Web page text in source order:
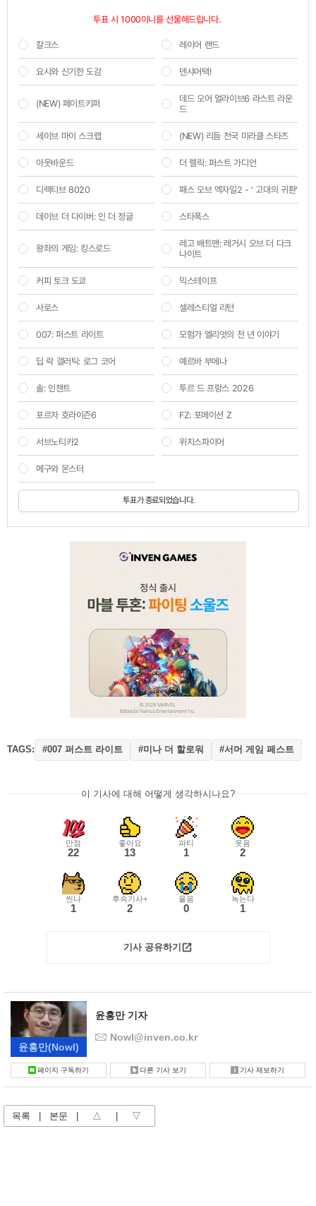
투표 시 1000이니를 선물해드립니다.
칼크스 레이어 랜드
요시와 신기한 도감 덴샤어택!
(NEW) 페이트키퍼
데드 오어 얼라이브6 라스트 라운
드
세이브 마이 스크랩 (NEW) 리듬 천국 미라클 스타즈
아웃바운드 더 렐릭: 퍼스트 가디언
디렉티브 8020 패스 오브 엑자일2 - ' 고대의 귀환'
데이브 더 다이버: 인 더 정글 스타폭스
왕좌의 게임: 킹스로드
레고 배트맨: 레거시 오브 더 다크
나이트
커피 토크 도쿄 믹스테이프
사로스 셀레스티얼 리턴
007: 퍼스트 라이트 모험가 엘리엇의 천 년 이야기
딥 락 갤러틱: 로그 코어 예르바 부에나
솔: 인챈트 투르 드 프랑스 2026
포르자 호라이즌6 FZ: 포메이션 Z
서브노티카2 위치스파이어
메구와 몬스터
투표가 종료되었습니다.
TAGS: #007 퍼스트 라이트 #미나 더 할로워 #서머 게임 페스트
이 기사에 대해 어떻게 생각하시나요?
만점
22
좋아요
13
파티
1
웃음
2
씬나
1
후속기사+
2
울음
0
녹는다
1
기사 공유하기
윤홍만(Nowl)
윤홍만 기자
Nowl@inven.co.kr
페이지 구독하기 다른 기사 보기 기사 제보하기
목록 본문 △ ▽